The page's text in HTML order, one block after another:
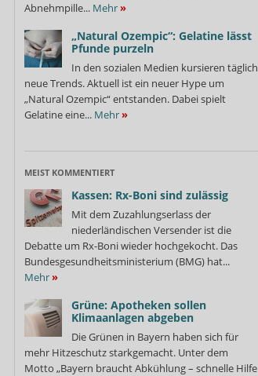
Abnehmpille... Mehr»
„Natural Ozempic“: Gelatine lässt
Pfunde purzeln
In den sozialen Medien kursieren täglich
neue Trends. Aktuell ist ein neuer Hype um
„Natural Ozempic“ entstanden. Dabei spielt
Gelatine eine... Mehr»
MEIST KOMMENTIERT
Kassen: Rx-Boni sind zulässig
Mit dem Zuzahlungserlass der
niederländischen Versender ist die
Debatte um Rx-Boni wieder hochgekocht. Das
Bundesgesundheitsministerium (BMG) hat...
Mehr»
Grüne: Apotheken sollen
Klimaanlagen abgeben
Die Grünen in Bayern haben sich für
mehr Hitzeschutz starkgemacht. Unter dem
Motto „Bayern braucht Abkühlung – schnelle Hilfe